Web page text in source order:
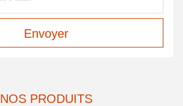
Envoyer
NOS PRODUITS